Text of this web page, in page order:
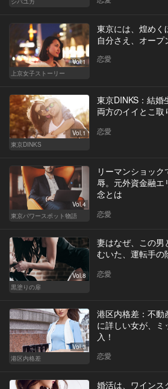
Vol.1
上京女子ストーリー
東京には、煌めく
自分さえ、オープ
恋愛
Vol.1
東京DINKS
東京DINKS：結婚
両方のイイとこ取
恋愛
Vol.4
東京パワースポット物語
リーマンショッ
辱。元外資金融エ
念とは
恋愛
Vol.8
黒塗りの扉
妻はなぜ、この男
むいた、運転手の
恋愛
Vol.3
港区内格差
港区内格差：不動
に詳しい女が、
入！
恋愛
婚活は、ワインス